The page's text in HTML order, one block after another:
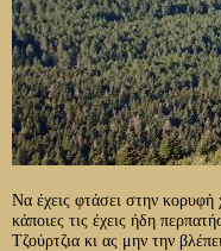
Να έχεις φτάσει στην κορυφή
κάποιες τις έχεις ήδη
Τζούρτζια κι ας μην την